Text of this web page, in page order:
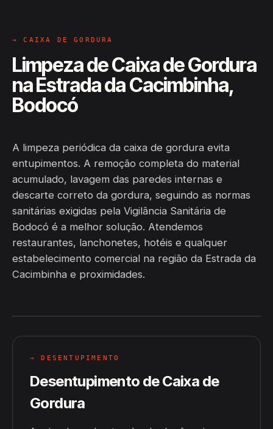
→ CAIXA DE GORDURA
Limpeza de Caixa de Gordura
na Estrada da Cacimbinha,
Bodocó
A limpeza periódica da caixa de gordura evita
entupimentos. A remoção completa do material
acumulado, lavagem das paredes internas e
descarte correto da gordura, seguindo as normas
sanitárias exigidas pela Vigilância Sanitária de
Bodocó é a melhor solução. Atendemos
restaurantes, lanchonetes, hotéis e qualquer
estabelecimento comercial na região da Estrada da
Cacimbinha e proximidades.
→ DESENTUPIMENTO
Desentupimento de Caixa de
Gordura